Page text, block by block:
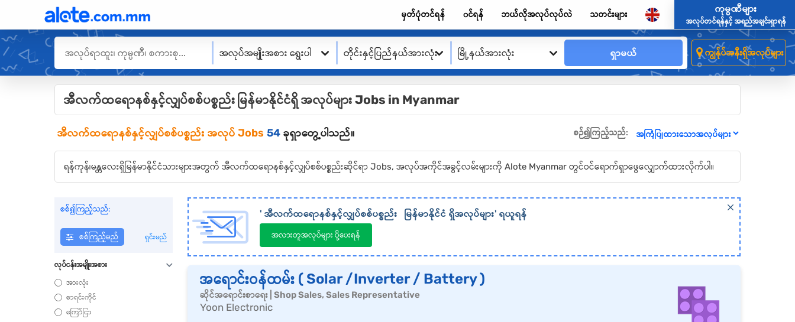
မှတ်ပုံတင်ရန် ၀င်ရန် ဘယ်လိုအလုပ်လုပ်လဲ သတင်းများ
ကုမ္ပဏီများ
အလုပ်တင်ရန်နှင့် အရည်အချင်းရှာရန်
အလုပ်အမျိုးအစား ရွေးပါ တိုင်းနှင့်ပြည်နယ်အားလုံး မြို့နယ်အားလုံး ရှာမယ် ကျွန်ုပ်အနီးရှိအလုပ်များ
အီလက်ထရောနစ်နှင့်လျှပ်စစ်ပစ္စည်း မြန်မာနိုင်ငံရှိ အလုပ်များ Jobs in Myanmar
အီလက်ထရောနစ်နှင့်လျှပ်စစ်ပစ္စည်း အလုပ် Jobs 54 ခုရှာတွေ့ပါသည်။ စဉ်၍ကြည့်သည်:
ရန်ကုန်၊မန္တလေးရှိမြန်မာနိုင်ငံသားများအတွက် အီလက်ထရောနစ်နှင့်လျှပ်စစ်ပစ္စည်းဆိုင်ရာ Jobs, အလုပ်အကိုင်အခွင့်လမ်းများကို Alote Myanmar တွင်ဝင်ရောက်ရှာဖွေလျှောက်ထားလိုက်ပါ။
စစ်၍ကြည့်သည်:
စစ်ကြည့်မည် ရှင်းမည်
လုပ်ငန်းအမျိုးအစား
အားလုံး
စာရင်းကိုင်
ကြော်ငြာ
' အီလက်ထရောနစ်နှင့်လျှပ်စစ်ပစ္စည်း မြန်မာနိုင်ငံ ရှိအလုပ်များ' ရယူရန်
အလားတူအလုပ်များ ပို့ပေးရန်
အရောင်းဝန်ထမ်း ( Solar /Inverter / Battery )
ဆိုင်အရောင်းစာရေး | Shop Sales, Sales Representative
Yoon Electronic